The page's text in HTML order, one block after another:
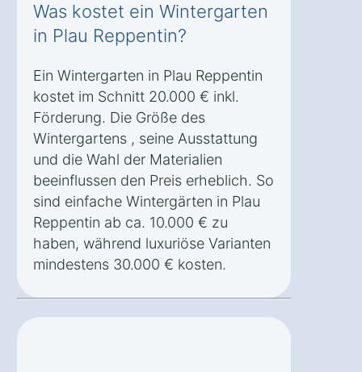
Was kostet ein Wintergarten
in Plau Reppentin?
Ein Wintergarten in Plau Reppentin
kostet im Schnitt 20.000 € inkl.
Förderung. Die Größe des
Wintergartens , seine Ausstattung
und die Wahl der Materialien
beeinflussen den Preis erheblich. So
sind einfache Wintergärten in Plau
Reppentin ab ca. 10.000 € zu
haben, während luxuriöse Varianten
mindestens 30.000 € kosten.